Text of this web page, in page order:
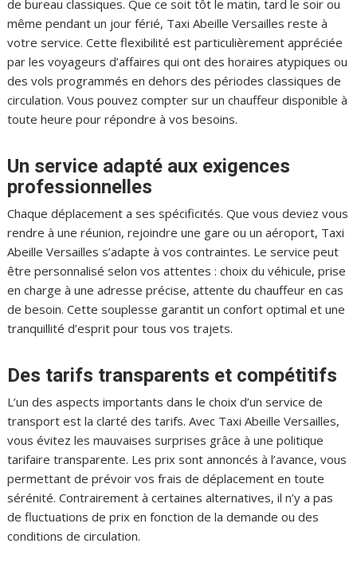
de bureau classiques. Que ce soit tôt le matin, tard le soir ou
même pendant un jour férié, Taxi Abeille Versailles reste à
votre service. Cette flexibilité est particulièrement appréciée
par les voyageurs d’affaires qui ont des horaires atypiques ou
des vols programmés en dehors des périodes classiques de
circulation. Vous pouvez compter sur un chauffeur disponible à
toute heure pour répondre à vos besoins.
Un service adapté aux exigences
professionnelles
Chaque déplacement a ses spécificités. Que vous deviez vous
rendre à une réunion, rejoindre une gare ou un aéroport, Taxi
Abeille Versailles s’adapte à vos contraintes. Le service peut
être personnalisé selon vos attentes : choix du véhicule, prise
en charge à une adresse précise, attente du chauffeur en cas
de besoin. Cette souplesse garantit un confort optimal et une
tranquillité d’esprit pour tous vos trajets.
Des tarifs transparents et compétitifs
L’un des aspects importants dans le choix d’un service de
transport est la clarté des tarifs. Avec Taxi Abeille Versailles,
vous évitez les mauvaises surprises grâce à une politique
tarifaire transparente. Les prix sont annoncés à l’avance, vous
permettant de prévoir vos frais de déplacement en toute
sérénité. Contrairement à certaines alternatives, il n’y a pas
de fluctuations de prix en fonction de la demande ou des
conditions de circulation.